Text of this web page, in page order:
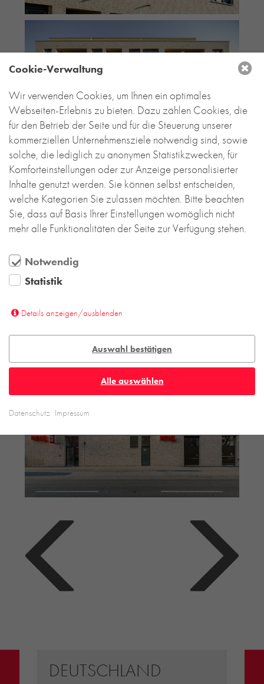
DEUTSCHLAND
Cookie-Verwaltung
Wir verwenden Cookies, um Ihnen ein optimales
Webseiten-Erlebnis zu bieten. Dazu zählen Cookies, die
für den Betrieb der Seite und für die Steuerung unserer
kommerziellen Unternehmensziele notwendig sind, sowie
solche, die lediglich zu anonymen Statistikzwecken, für
Komforteinstellungen oder zur Anzeige personalisierter
Inhalte genutzt werden. Sie können selbst entscheiden,
welche Kategorien Sie zulassen möchten. Bitte beachten
Sie, dass auf Basis Ihrer Einstellungen womöglich nicht
mehr alle Funktionalitäten der Seite zur Verfügung stehen.
Notwendig
Statistik
Details anzeigen/ausblenden
Auswahl bestätigen
Alle auswählen
Datenschutz Impressum